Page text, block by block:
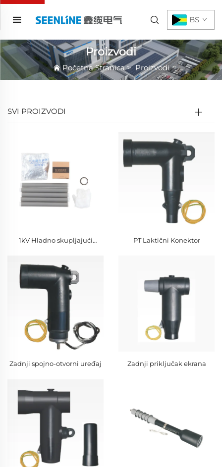
BS
Proizvodi
Početna Stranica>Proizvodi
SVI PROIZVODI
1kV Hladno skupljajući
PT Laktični Konektor
Zadnji spojno-otvorni uređaj Zadnji priključak ekrana